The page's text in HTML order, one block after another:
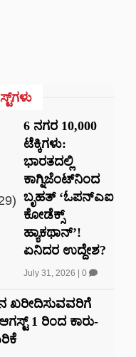
6 ನಗರ 10,000
ಟೆಕ್ಕಿಗಳು:
ಭಾರತದಲ್ಲಿ
ಕಾಗ್ನಿಜೆಂಟ್‌ನಿಂದ
ಬೃಹತ್ ‘ಓಪನ್‌ಎಐ
ಕೋಡೆಕ್ಸ್‌
ಹ್ಯಾಕಥಾನ್’!
ಏನಿದರ ಉದ್ದೇಶ?
July 31, 2026 0
ಖರೀದಿಸುವವರಿಗೆ
1 ರಿಂದ ಕಾರು-